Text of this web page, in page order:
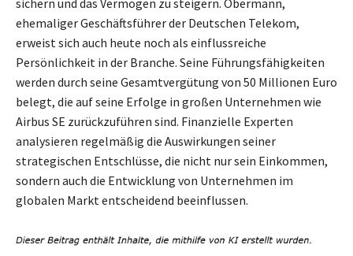
sichern und das Vermögen zu steigern. Obermann,
ehemaliger Geschäftsführer der Deutschen Telekom,
erweist sich auch heute noch als einflussreiche
Persönlichkeit in der Branche. Seine Führungsfähigkeiten
werden durch seine Gesamtvergütung von 50 Millionen Euro
belegt, die auf seine Erfolge in großen Unternehmen wie
Airbus SE zurückzuführen sind. Finanzielle Experten
analysieren regelmäßig die Auswirkungen seiner
strategischen Entschlüsse, die nicht nur sein Einkommen,
sondern auch die Entwicklung von Unternehmen im
globalen Markt entscheidend beeinflussen.